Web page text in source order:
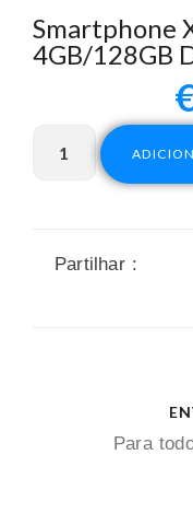
Smartphone
4GB/128GB
Partilhar :
Para